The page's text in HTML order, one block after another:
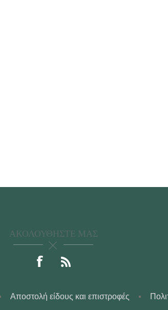
ΑΚΟΛΟΥΘΉΣΤΕ ΜΑΣ
Αποστολή είδους και επιστροφές